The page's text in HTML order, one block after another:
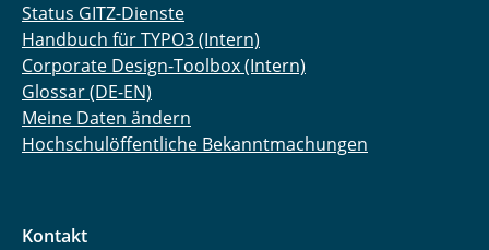
Status GITZ-Dienste
Handbuch für TYPO3 (Intern)
Corporate Design-Toolbox (Intern)
Glossar (DE-EN)
Meine Daten ändern
Hochschulöffentliche Bekanntmachungen
Kontakt